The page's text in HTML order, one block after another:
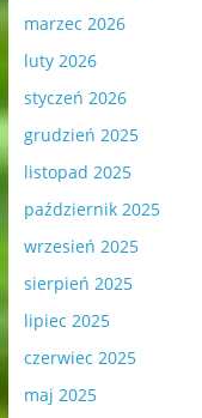
marzec 2026
luty 2026
styczeń 2026
grudzień 2025
listopad 2025
październik 2025
wrzesień 2025
sierpień 2025
lipiec 2025
czerwiec 2025
maj 2025